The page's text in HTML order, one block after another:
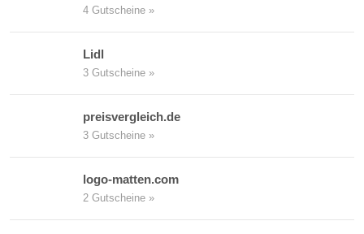
4 Gutscheine »
Lidl
3 Gutscheine »
preisvergleich.de
3 Gutscheine »
logo-matten.com
2 Gutscheine »